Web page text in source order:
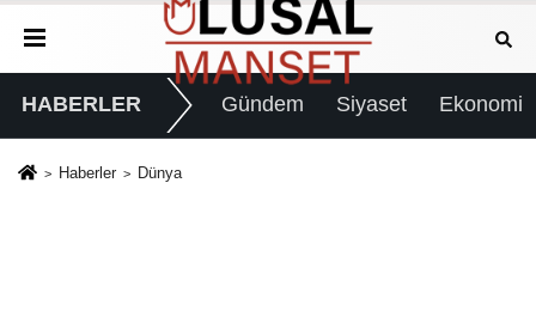
HABERLER Gündem Siyaset Ekonomi
Haberler Dünya